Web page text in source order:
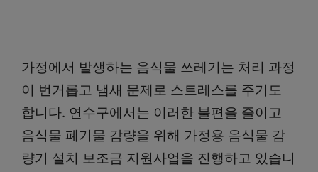
가정에서 발생하는 음식물 쓰레기는 처리 과정
이 번거롭고 냄새 문제로 스트레스를 주기도
합니다. 연수구에서는 이러한 불편을 줄이고
음식물 폐기물 감량을 위해 가정용 음식물 감
량기 설치 보조금 지원사업을 진행하고 있습니